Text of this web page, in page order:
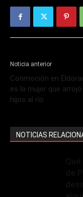
Noticia anterior
Conmoción en
es la mujer que
hijos al río
NOTICIAS